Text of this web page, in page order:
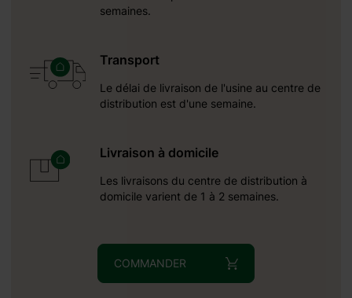
semaines.
Transport
Le délai de livraison de l'usine au centre de
distribution est d'une semaine.
Livraison à domicile
Les livraisons du centre de distribution à
domicile varient de 1 à 2 semaines.
COMMANDER